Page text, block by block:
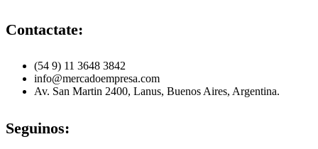
Contactate:
(54 9) 11 3648 3842
info@mercadoempresa.com
Av. San Martin 2400, Lanus, Buenos Aires, Argentina.
Seguinos: